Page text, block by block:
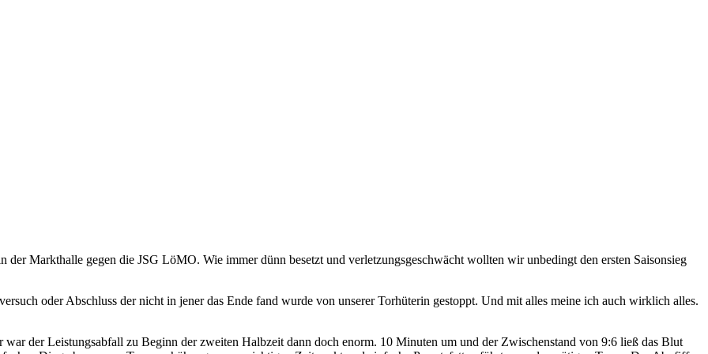
der Markthalle gegen die JSG LöMO. Wie immer dünn besetzt und verletzungsgeschwächt wollten wir unbedingt den ersten Saisonsieg
oder Abschluss der nicht in jener das Ende fand wurde von unserer Torhüterin gestoppt. Und mit alles meine ich auch wirklich alles.
der Leistungsabfall zu Beginn der zweiten Halbzeit dann doch enorm. 10 Minuten um und der Zwischenstand von 9:6 ließ das Blut